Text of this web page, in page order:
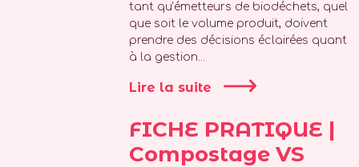
tant qu’émetteurs de biodéchets, quel
que soit le volume produit, doivent
prendre des décisions éclairées quant
à la gestion...
Lire la suite
FICHE PRATIQUE |
Compostage VS